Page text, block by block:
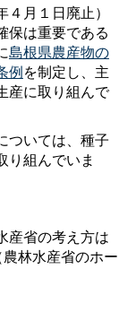
月１日廃止）
保は重要である
島根県農産物の
例を制定し、主
産に取り組んで
ついては、種子
り組んでいま
産省の考え方は
林水産省のホー